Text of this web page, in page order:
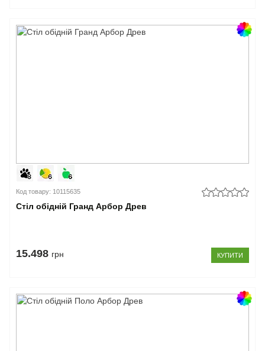
Код товару: 10115635
Стіл обідній Гранд Арбор Древ
15.498 грн КУПИТИ